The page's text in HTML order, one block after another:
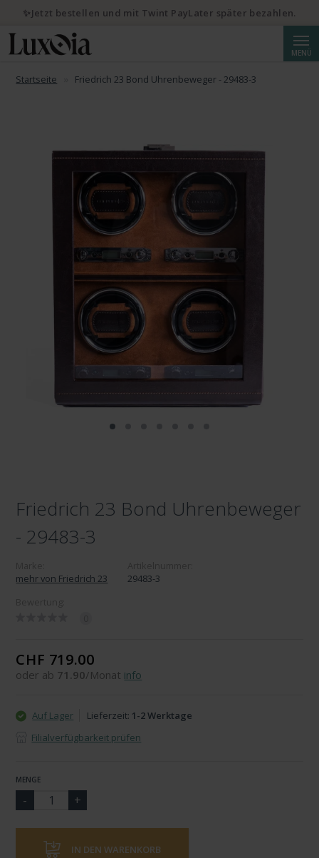
MENÜ
Startseite Friedrich 23 Bond Uhrenbeweger - 29483-3
Friedrich 23 Bond Uhrenbeweger
- 29483-3
mehr von Friedrich 23
29483-3
CHF 719.00
oder ab 71.90/Monat info
Auf Lager Lieferzeit: 1-2 Werktage
Filialverfügbarkeit prüfen
MENGE
IN DEN WARENKORB
✨Jetzt bestellen und mit Twint PayLater später bezahlen.